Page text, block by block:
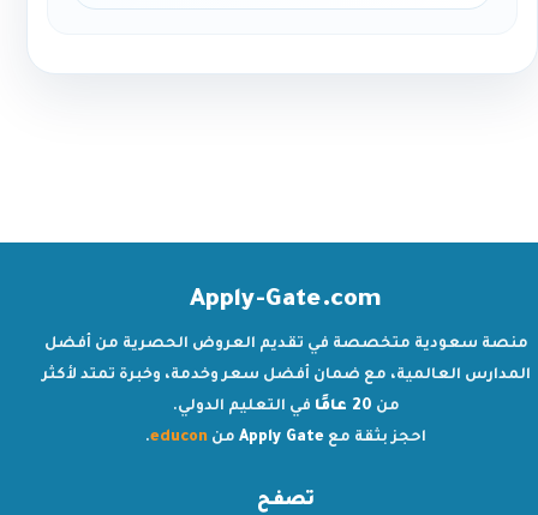
Apply-Gate.com
منصة سعودية متخصصة في تقديم العروض الحصرية من أفضل
المدارس العالمية، مع ضمان أفضل سعر وخدمة، وخبرة تمتد لأكثر
من 20 عامًا
في التعليم الدولي.
احجز بثقة مع Apply Gate من educon
.
تصفح